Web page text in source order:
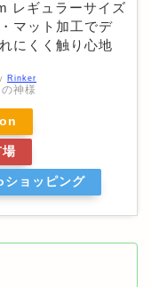
レギュラーサイズ
マット加工でデ
にくく触り心地
Rinker
神様
ョッピング